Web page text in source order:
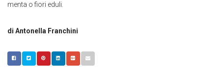
menta o fiori eduli.
di Antonella Franchini